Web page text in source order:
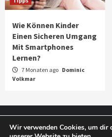
Wie Können Kinder
Einen Sicheren Umgang
Mit Smartphones
Lernen?
7 Monaten ago Dominic
Volkmar
Impressum
Wir verwenden Cookies, um